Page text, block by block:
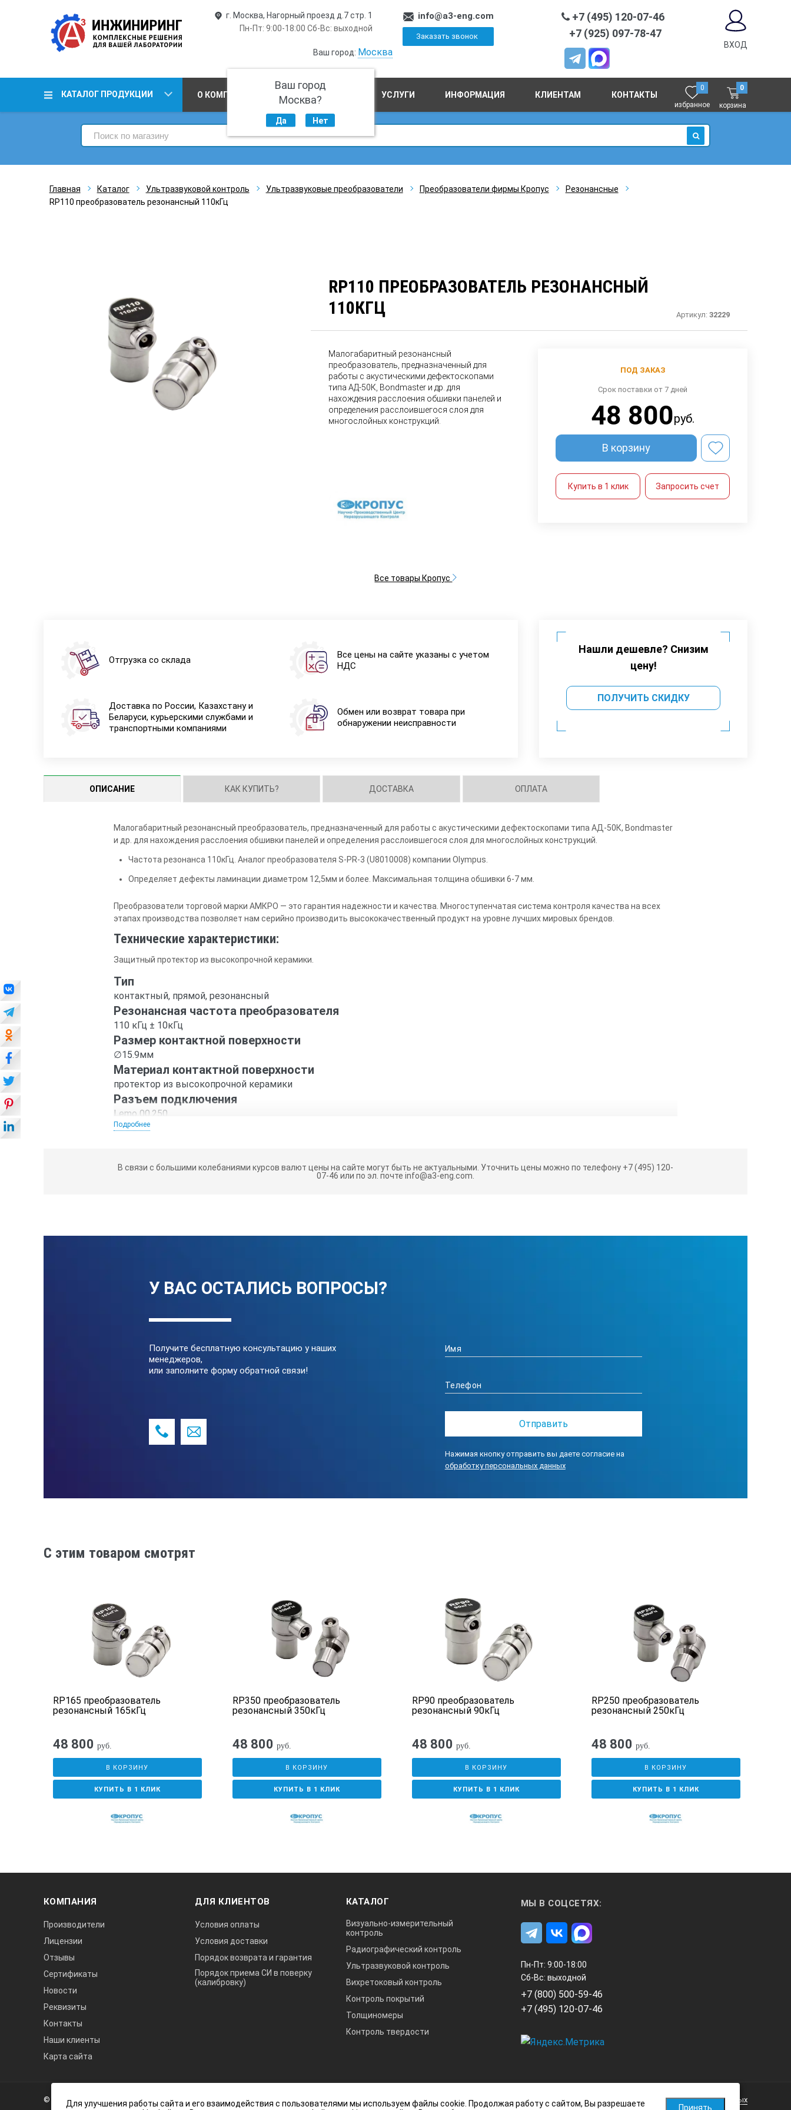
г. Москва, Нагорный проезд д.7 стр. 1
Пн-Пт: 9:00-18:00 Сб-Вс: выходной
Ваш город: Москва
Ваш город
Москва?
Да Нет
info@a3-eng.com
Заказать звонок
+7 (495) 120-07-46
+7 (925) 097-78-47
ВХОД
КАТАЛОГ ПРОДУКЦИИ О КОМПАНИИ ПРОИЗВОДСТВО УСЛУГИ ИНФОРМАЦИЯ КЛИЕНТАМ КОНТАКТЫ
0
избранное
0
корзина
ИСКАТЬ
Главная Каталог Ультразвуковой контроль Ультразвуковые преобразователи Преобразователи фирмы Кропус
Резонансные
RP110 преобразователь резонансный 110кГц
RP110 ПРЕОБРАЗОВАТЕЛЬ РЕЗОНАНСНЫЙ
110КГЦ
Артикул:32229
Малогабаритный резонансный
преобразователь, предназначенный для
работы с акустическими дефектоскопами
типа АД-50К, Bondmaster и др. для
нахождения расслоения обшивки панелей и
определения расслоившегося слоя для
многослойных конструкций.
Все товары Кропус
ПОД ЗАКАЗ
Срок поставки от 7 дней
48 800руб.
В корзину
Купить в 1 клик Запросить счет
Отгрузка со склада
Все цены на сайте указаны с учетом
НДС
Доставка по России, Казахстану и
Беларуси, курьерскими службами и
транспортными компаниями
Обмен или возврат товара при
обнаружении неисправности
Нашли дешевле? Снизим
цену!
ПОЛУЧИТЬ СКИДКУ
ОПИСАНИЕ КАК КУПИТЬ? ДОСТАВКА ОПЛАТА
Малогабаритный резонансный преобразователь, предназначенный для работы с акустическими дефектоскопами типа АД-50К, Bondmaster
и др. для нахождения расслоения обшивки панелей и определения расслоившегося слоя для многослойных конструкций.
Частота резонанса 110кГц. Аналог преобразователя S-PR-3 (U8010008) компании Olympus.
Определяет дефекты ламинации диаметром 12,5мм и более. Максимальная толщина обшивки 6-7 мм.
Преобразователи торговой марки АМКРО — это гарантия надежности и качества. Многоступенчатая система контроля качества на всех
этапах производства позволяет нам серийно производить высококачественный продукт на уровне лучших мировых брендов.
Технические характеристики:
Защитный протектор из высокопрочной керамики.
Тип
контактный, прямой, резонансный
Резонансная частота преобразователя
110 кГц ± 10кГц
Размер контактной поверхности
∅15.9мм
Материал контактной поверхности
протектор из высокопрочной керамики
Разъем подключения
Lemo 00.250
Материал корпуса
∅18 х 30 мм.
Подробнее
В связи с большими колебаниями курсов валют цены на сайте могут быть не актуальными. Уточнить цены можно по телефону +7 (495) 120-
07-46 или по эл. почте info@a3-eng.com.
У ВАС ОСТАЛИСЬ ВОПРОСЫ?
Получите бесплатную консультацию у наших
менеджеров,
или заполните форму обратной связи!
Нажимая кнопку отправить вы даете согласие на
обработку персональных данных
C этим товаром смотрят
RP165 преобразователь
резонансный 165кГц
48 800 руб.
В КОРЗИНУ
КУПИТЬ В 1 КЛИК
RP350 преобразователь
резонансный 350кГц
48 800 руб.
В КОРЗИНУ
КУПИТЬ В 1 КЛИК
RP90 преобразователь
резонансный 90кГц
48 800 руб.
В КОРЗИНУ
КУПИТЬ В 1 КЛИК
RP250 преобразователь
резонансный 250кГц
48 800 руб.
В КОРЗИНУ
КУПИТЬ В 1 КЛИК
КОМПАНИЯ
Производители
Лицензии
Отзывы
Сертификаты
Новости
Реквизиты
Контакты
Наши клиенты
Карта сайта
ДЛЯ КЛИЕНТОВ
Условия оплаты
Условия доставки
Порядок возврата и гарантия
Порядок приема СИ в поверку
(калибровку)
КАТАЛОГ
Визуально-измерительный
контроль
Радиографический контроль
Ультразвуковой контроль
Вихретоковый контроль
Контроль покрытий
Толщиномеры
Контроль твердости
МЫ В СОЦСЕТЯХ:
Пн-Пт: 9:00-18:00
Сб-Вс: выходной
+7 (800) 500-59-46
+7 (495) 120-07-46
Нагорный© 2026 А3 Инжиниринг Обращаем Ваше внимание на то, что данный интернет-сайт носит исключительно
Политика обработки персональных данных
Для улучшения работы сайта и его взаимодействия с пользователями мы используем файлы cookie. Продолжая работу с сайтом, Вы разрешаете
Принять